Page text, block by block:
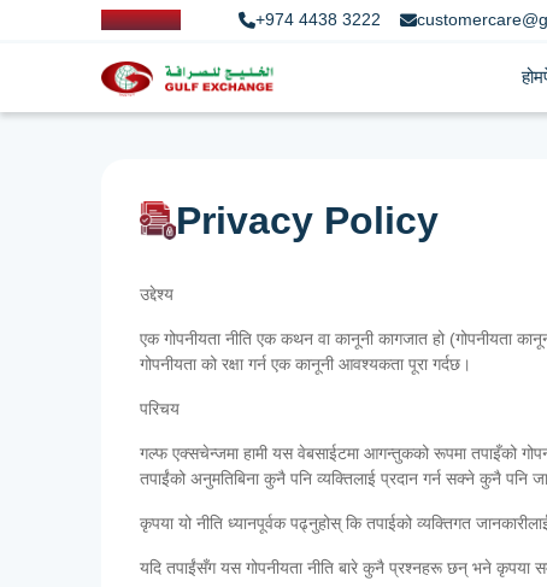
+974 4438 3222
Privacy Policy
उद्देश्य
एक गोपनीयता नीति एक कथन वा कानूनी कागजात हो (गोपनीयता
गोपनीयता को रक्षा गर्न एक कानूनी आवश्यकता पूरा गर्दछ।
परिचय
गल्फ एक्सचेन्जमा हामी यस वेबसाईटमा आगन्तुकको रूपमा तपाइँको
तपाईंको अनुमतिबिना कुनै पनि व्यक्तिलाई प्रदान गर्न सक्ने कुनै पनि
कृपया यो नीति ध्यानपूर्वक पढ्नुहोस् कि तपाईको व्यक्तिगत
यदि तपाईंसँग यस गोपनीयता नीति बारे कुनै प्रश्नहरू छन् भने कृपया